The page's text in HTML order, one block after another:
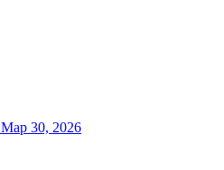
Мар 30, 2026